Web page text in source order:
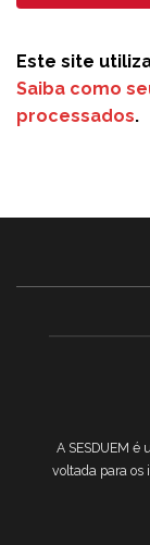
Este site
Saiba como
processados.
A SESDUEM é
voltada para os